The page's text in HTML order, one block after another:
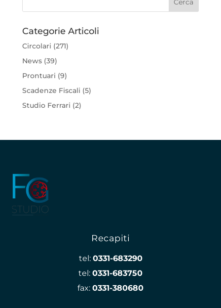
Categorie Articoli
Circolari (271)
News(39)
Prontuari (9)
Scadenze Fiscali (5)
Studio Ferrari (2)
Recapiti
tel: 0331-683290
tel: 0331-683750
fax: 0331-380680